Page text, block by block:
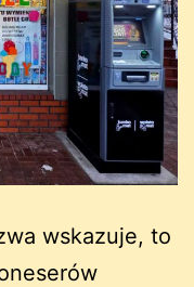
wskazuje, to